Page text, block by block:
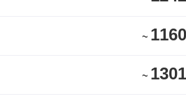
~ 1160
~ 1301